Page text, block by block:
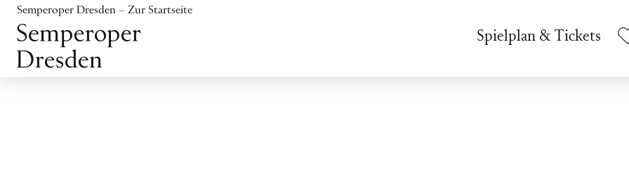
Inhalt anspringen
Fußbereich anspringen
Semperoper Dresden – Zur Startseite
Spielplan & Tickets